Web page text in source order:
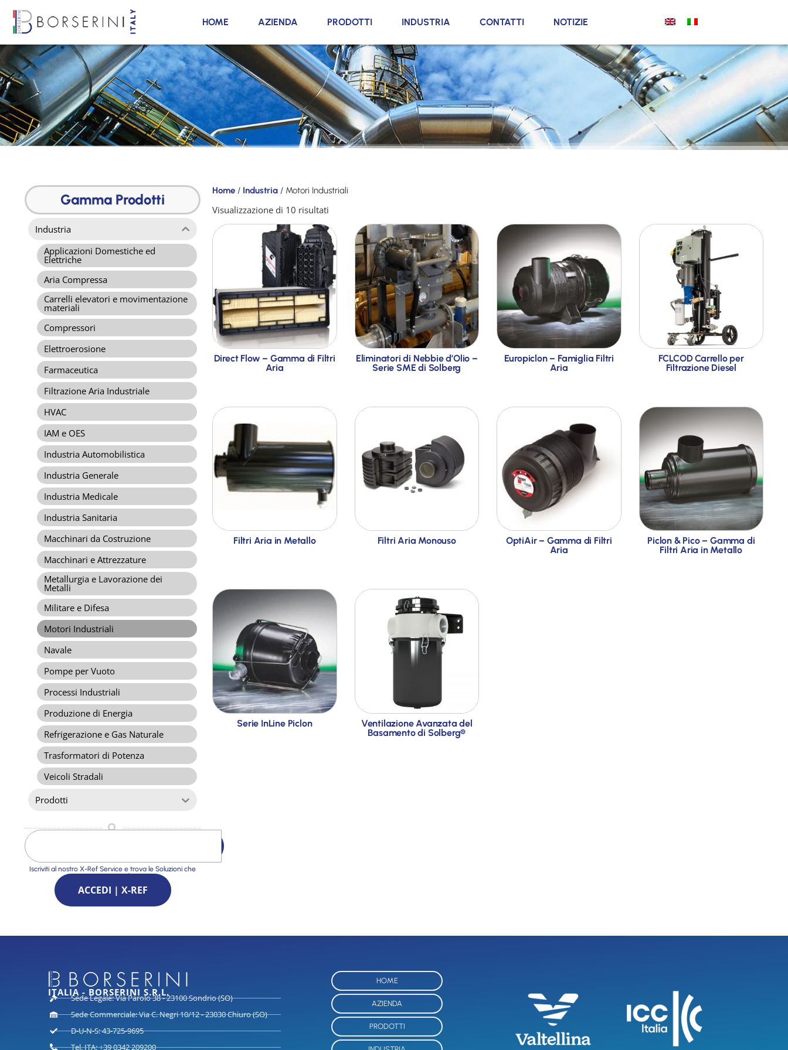
HOME AZIENDA PRODOTTI INDUSTRIA CONTATTI NOTIZIE
Gamma Gamma Prodotti
Industria
Applicazioni Domestiche ed
Elettriche
Aria Compressa
Carrelli elevatori e movimentazione
materiali
Compressori
Elettroerosione
Farmaceutica
Filtrazione Aria Industriale
HVAC
IAM e OES
Industria Automobilistica
Industria Generale
Industria Medicale
Industria Sanitaria
Macchinari da Costruzione
Macchinari e Attrezzature
Metallurgia e Lavorazione dei
Metalli
Militare e Difesa
Motori Industriali
Navale
Pompe per Vuoto
Processi Industriali
Produzione di Energia
Refrigerazione e Gas Naturale
Trasformatori di Potenza
Veicoli Stradali
Prodotti
Iscriviti al nostro X-Ref Service e trova le Soluzioni che
stai cercando
ACCEDI | X-REF
Home / Industria / Motori Industriali
Visualizzazione di 10 risultati
Direct Flow – Gamma di Filtri
Aria
Eliminatori di Nebbie d’Olio –
Serie SME di Solberg
Europiclon – Famiglia Filtri
Aria
FCLCOD Carrello per
Filtrazione Diesel
Filtri Aria in Metallo Filtri Aria Monouso
OptiAir – Gamma di Filtri
Aria
Piclon & Pico – Gamma di
Filtri Aria in Metallo
Serie InLine Piclon
Ventilazione Avanzata del
Basamento di Solberg®
ITALIA - BORSERINI S.R.L.
Sede Legale: Via Parolo 38 - 23100 Sondrio (SO)
Sede Commerciale: Via C. Negri 10/12 - 23030 Chiuro (SO)
D-U-N-S: 43-725-9695
Tel. ITA: +39 0342 209200
HOME
AZIENDA
PRODOTTI